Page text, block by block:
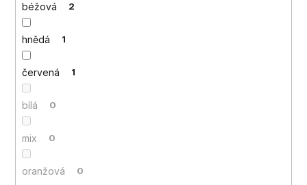
béžová 2
hnědá 1
červená 1
bílá 0
mix 0
oranžová 0